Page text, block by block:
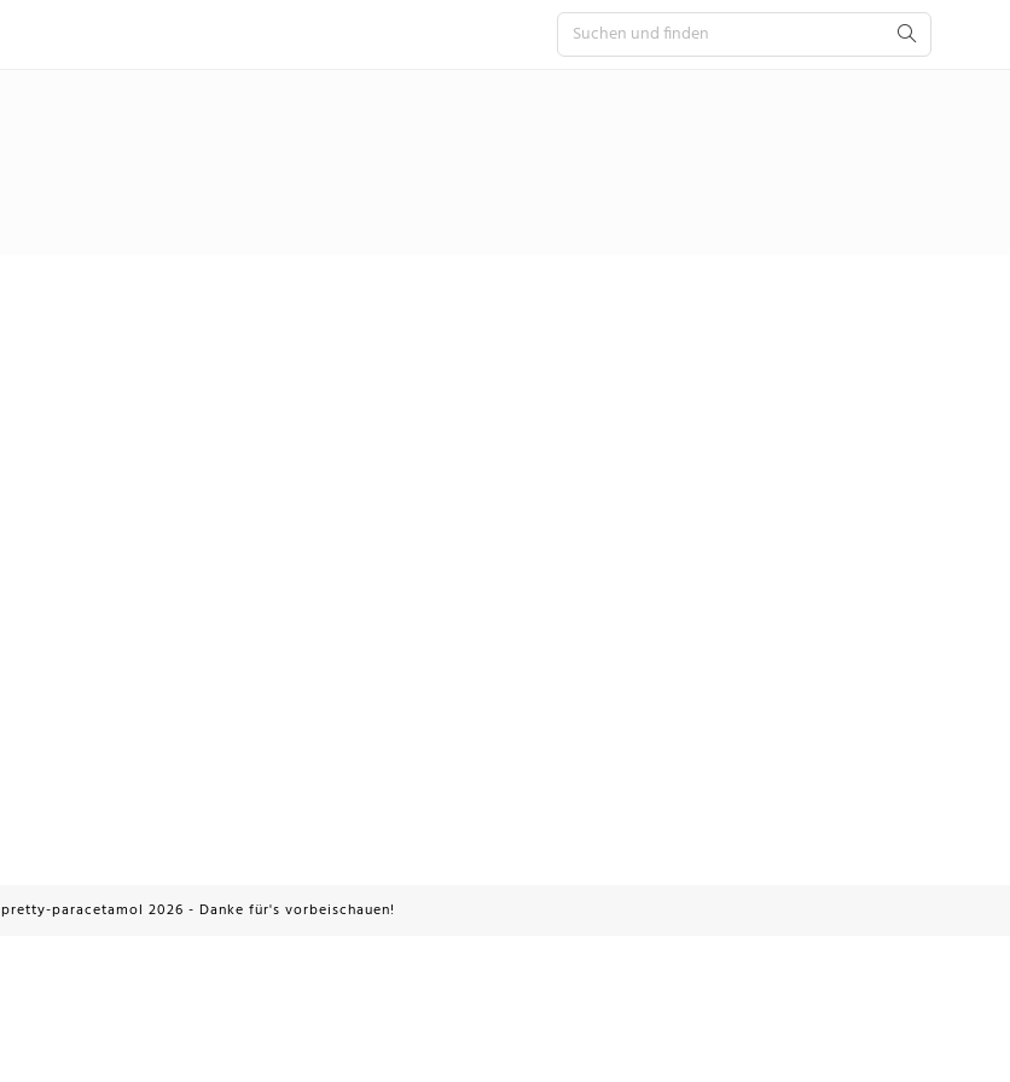
pretty-paracetamol 2026 - Danke für's vorbeischauen!